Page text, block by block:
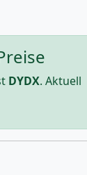
DYDX. Aktuell